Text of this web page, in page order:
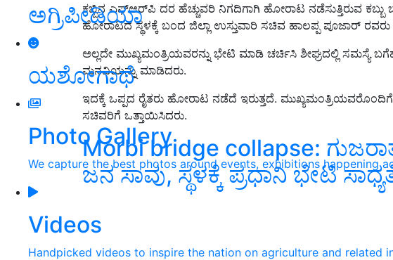
ಅಗ್ರಿಪೀಡಿಯಾ
ಯಶೋಗಾಥೆ
Photo Gallery
We capture the best photos around events, exhibitions happening
Videos
Handpicked videos to inspire the nation on agriculture and related
ಕಬ್ಬಿನ ಎಫ್‌ಆರ್‌ಪಿ ದರ ಹೆಚ್ಚುವರಿ ನಿಗದಿಗಾಗಿ ಹೋರಾಟ ನಡೆಸುತ್ತಿರುವ ಕಬ್ಬು
ಹೋರಾಟದ ಸ್ಥಳಕ್ಕೆ ಬಂದ ಜಿಲ್ಲಾ ಉಸ್ತುವಾರಿ ಸಚಿವ ಹಾಲಪ್ಪ ಪೂಜಾರ್ ರವರು
ಅಲ್ಲದೇ ಮುಖ್ಯಮಂತ್ರಿಯವರನ್ನು ಭೇಟಿ ಮಾಡಿ ಚರ್ಚಿಸಿ ಶೀಘ್ರದಲ್ಲಿ ಸಮಸ್ಯೆ
ಮನವಿಯನ್ನು ಮಾಡಿದರು.
ಇದಕ್ಕೆ ಒಪ್ಪದ ರೈತರು ಹೋರಾಟ ನಡೆದೆ ಇರುತ್ತದೆ.
ಸಚಿವರಿಗೆ ಒತ್ತಾಯಿಸಿದರು.
Morbi bridge collapse:
ಜನ ಸಾವು, ಸ್ಥಳಕ್ಕೆ ಪ್ರಧಾನಿ ಭೇಟಿ